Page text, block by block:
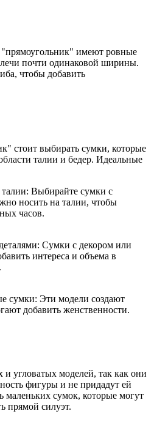
имеют ровные
почти одинаковой ширины.
чтобы добавить
стоит выбирать сумки, которые
талии и бедер. Идеальные
Выбирайте сумки с
носить на талии, чтобы
часов.
Сумки с декором или
интереса и объема в
сумки: Эти модели создают
добавить женственности.
угловатых моделей, так как они
фигуры и не придадут ей
маленьких сумок, которые могут
прямой силуэт.